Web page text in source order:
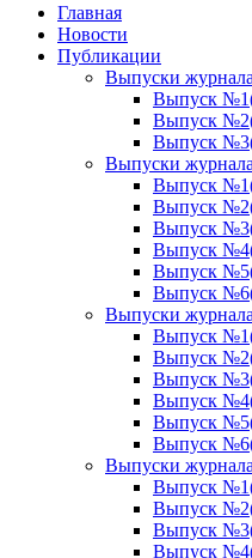
Главная
Новости
Публикации
Выпуски
Выпуск
Выпуск
Выпуск
Выпуски
Выпуск
Выпуск
Выпуск
Выпуск
Выпуск
Выпуск
Выпуски
Выпуск
Выпуск
Выпуск
Выпуск
Выпуск
Выпуск
Выпуски
Выпуск
Выпуск
Выпуск
Выпуск